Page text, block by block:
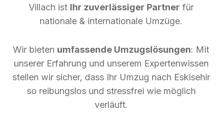
Villach ist Ihr zuverlässiger Partner für
nationale & internationale Umzüge.
Wir bieten umfassende Umzugslösungen: Mit
unserer Erfahrung und unserem Expertenwissen
stellen wir sicher, dass Ihr Umzug nach Eskisehir
so reibungslos und stressfrei wie möglich
verläuft.